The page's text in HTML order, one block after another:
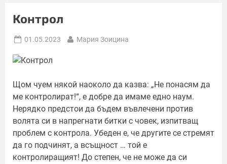
Контрол
Posted
01.05.2023 By
Мария Зоицина
Щом чуем някой наоколо да казва: „Не понасям да
ме контролират!“, е добре да имаме едно наум.
Нерядко предстои да бъдем въвлечени против
волята си в напрегнати битки с човек, изпитващ
проблем с контрола. Убеден е, че другите се стремят
да го подчинят, а всъщност … той е
контролиращият! До степен, че не може да си